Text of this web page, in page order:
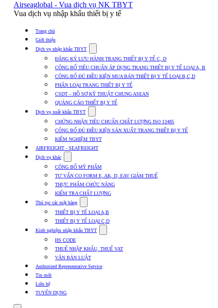
Airseaglobal - Vua dịch vụ NK TBYT
Vua dịch vụ nhập khẩu thiết bị y tế
Trang chủ
Giới thiệu
Dịch vụ nhập khẩu TBYT
submenu
for
Dịch
vụ
nhập
khẩu
TBYT
ĐĂNG KÝ LƯU HÀNH TRANG THIẾT BỊ Y TẾ C, D
CÔNG BỐ TIÊU CHUẨN ÁP DỤNG TRANG THIẾT BỊ Y TẾ LOẠI A, B
CÔNG BỐ ĐỦ ĐIỀU KIỆN MUA BÁN THIẾT BỊ Y TẾ LOẠI B,C,D
PHÂN LOẠI TRANG THIẾT BỊ Y TẾ
CSDT – HỒ SƠ KỸ THUẬT CHUNG ASEAN
QUẢNG CÁO THIẾT BỊ Y TẾ
Dịch vụ xuất khẩu TBYT
submenu
for
Dịch
vụ
xuất
TBYT
CHỨNG NHẬN TIÊU CHUẨN CHẤT LƯỢNG ISO 13485
CÔNG BỐ ĐỦ ĐIỀU KIỆN SẢN XUẤT TRANG THIẾT BỊ Y TẾ
KIỂM NGHIỆM TBYT
AIRFREIGHT - SEAFREIGHT
Dịch vụ khác
submenu
for
Dịch
vụ
khác
CÔNG BỐ MỸ PHẨM
TƯ VẤN CO FORM E, AK, D, EAV GIẢM THUẾ
THỰC PHẨM CHỨC NĂNG
KIỂM TRA CHẤT LƯỢNG
Thủ tục các mặt hàng
submenu
for
Thủ
tục
mặt
hàng
THIẾT BỊ Y TẾ LOẠI A,B
THIẾT BỊ Y TẾ LOẠI C,D
Kinh nghiệm nhập khẩu TBYT
submenu
Kinh
HS CODE
THUẾ NHẬP KHẨU, THUẾ VAT
VĂN BẢN LUẬT
Authorized Representative Service
Tin mới
Liên hệ
TUYỂN DỤNG